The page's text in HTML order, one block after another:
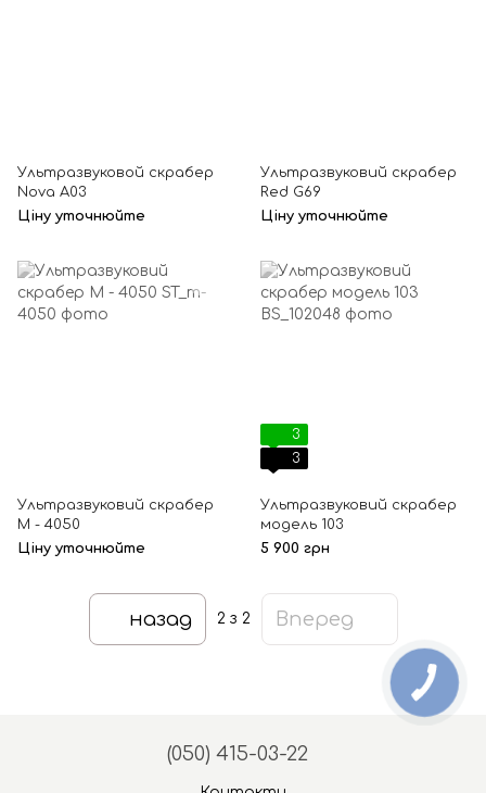
Ультразвуковой скрабер
Nova А03
Ціну уточнюйте
Ультразвуковий скрабер
Red G69
Ціну уточнюйте
Ультразвуковий скрабер
М - 4050
Ціну уточнюйте
3
3
Ультразвуковий скрабер
модель 103
5 900 грн
назад 2 з 2 Вперед
(050) 415-03-22